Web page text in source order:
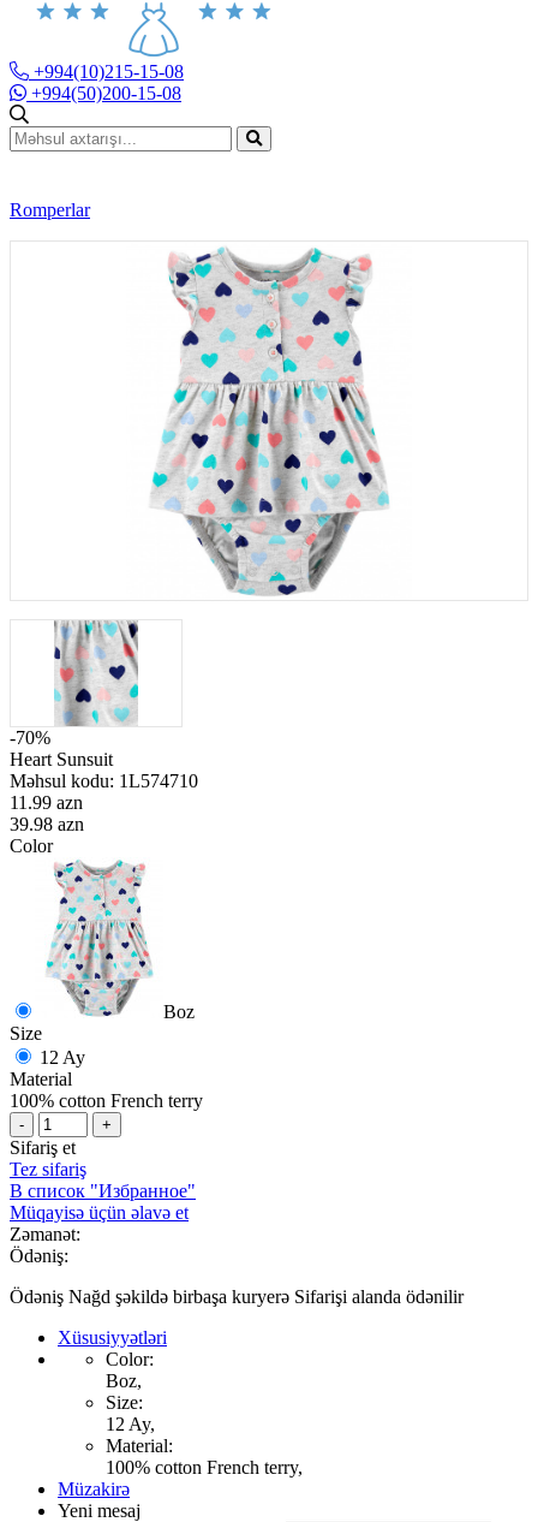
+994(10)215-15-08
+994(50)200-15-08
Romperlar
-70%
Heart Sunsuit
Məhsul kodu: 1L574710
11.99 azn
39.98 azn
Color
Boz
Size
12 Ay
Material
100% cotton French terry
- +
Sifariş et
Tez sifariş
В список "Избранное"
Müqayisə üçün əlavə et
Zəmanət:
Ödəniş:
Ödəniş Nağd şəkildə birbaşa kuryerə Sifarişi alanda ödənilir
Xüsusiyyətləri
Color:
Boz,
Size:
12 Ay,
Material:
100% cotton French terry,
Müzakirə
Yeni mesaj